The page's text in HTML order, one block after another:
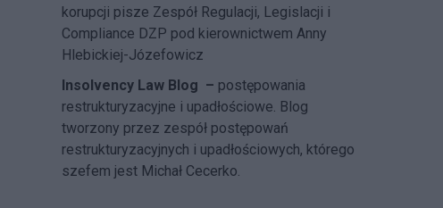
korupcji pisze Zespół Regulacji, Legislacji i
Compliance DZP pod kierownictwem Anny
Hlebickiej-Józefowicz
Insolvency Law Blog – postępowania
restrukturyzacyjne i upadłościowe. Blog
tworzony przez zespół postępowań
restrukturyzacyjnych i upadłościowych, którego
szefem jest Michał Cecerko.